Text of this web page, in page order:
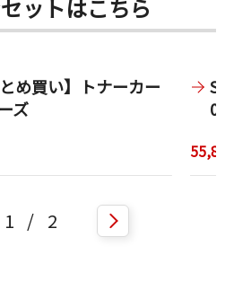
ットはこちら
め買い】トナーカー
ズ
1 / 2